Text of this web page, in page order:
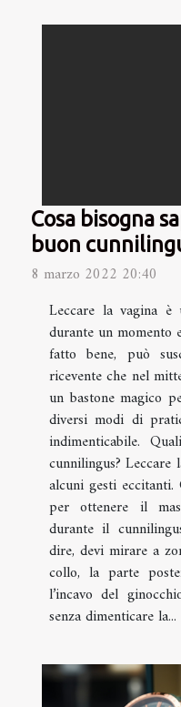
Cosa bisogna
buon
8 marzo 2022 20:40
Leccare la vagina
durante un momento
fatto bene, può
ricevente che nel
un bastone magico
diversi modi di
indimenticabile.
cunnilingus? Leccare
alcuni gesti
per ottenere il
durante il
dire, devi mirare a
collo, la parte
l’incavo del
senza dimenticare la...